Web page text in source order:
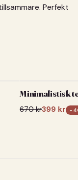
Perfekt
Minimalistisk
670kr399 kr -